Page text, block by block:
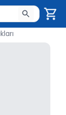
Göndərmək